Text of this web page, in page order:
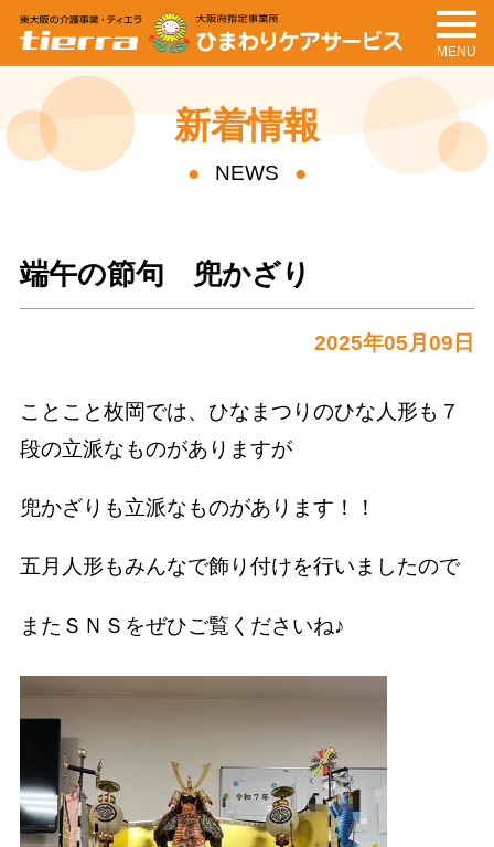
tierra
ひまわりケアサービ
ス
MENU
新着情報
NEWS
端午の節句 兜かざり
2025年05月09日
ことこと枚岡では、ひなまつりのひな人形も７
段の立派なものがありますが
兜かざりも立派なものがあります！！
五月人形もみんなで飾り付けを行いましたので
またＳＮＳをぜひご覧くださいね♪